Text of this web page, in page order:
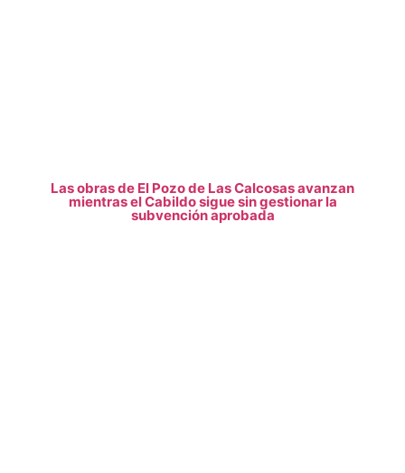
Las obras de El Pozo de Las Calcosas avanzan
mientras el Cabildo sigue sin gestionar la
subvención aprobada